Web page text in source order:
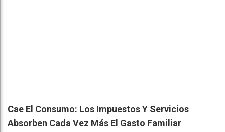
Cae El Consumo: Los Impuestos Y Servicios
Absorben Cada Vez Más El Gasto Familiar